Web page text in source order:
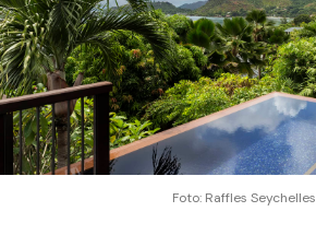
Foto: Raffles Seychelles